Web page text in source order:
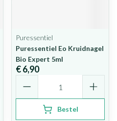
Puressentiel
Puressentiel Eo Kruidnagel
Bio Expert 5ml
€ 6,90
Bestel